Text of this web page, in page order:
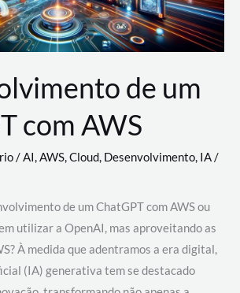
de um
com AWS
/AI,AWS,Cloud, Desenvolvimento, IA/
de um ChatGPT com AWS ou
utilizar a OpenAI, mas aproveitando as
À medida que adentramos a era digital,
(IA) generativa tem se destacado